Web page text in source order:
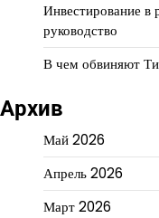
Инвестирование в
руководство
В чем обвиняют
Архив
Май 2026
Апрель 2026
Март 2026